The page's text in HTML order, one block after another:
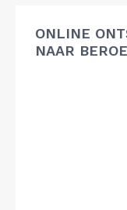
ONLINE
NAAR